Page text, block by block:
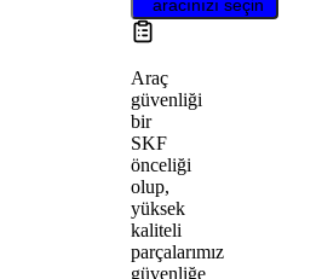
aracınızı seçin
Araç
güvenliği
bir
SKF
önceliği
olup,
yüksek
kaliteli
parçalarımız
güvenliğe